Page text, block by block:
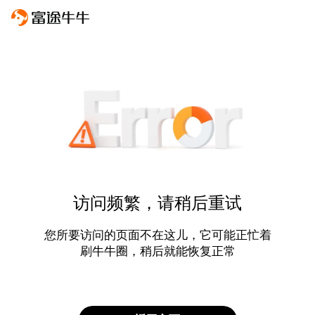
访问频繁，请稍后重试
您所要访问的页面不在这儿，它可能正忙着
刷牛牛圈，稍后就能恢复正常